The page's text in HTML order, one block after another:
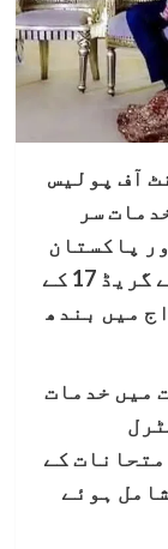
آف پولیس
پر خدمات سر
پاکستان
ایڈمنسٹریٹو سروس (پی اے ایس) کے گریڈ 17 کے
میں بندھ
میں خدمات
کے
ہوئے